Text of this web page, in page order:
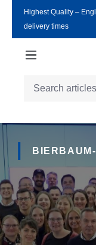
Skip to main content
Highest Quality ‒
delivery times